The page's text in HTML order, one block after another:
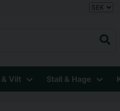
Vilt Stall & Hage